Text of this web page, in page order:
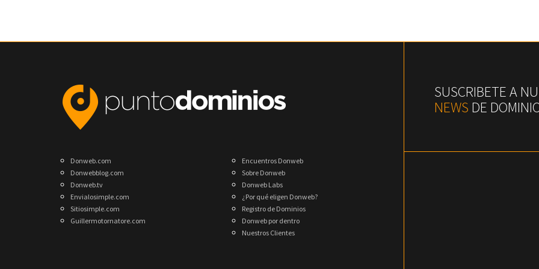
Donweb.com
Donwebblog.com
Donweb.tv
Envialosimple.com
Sitiosimple.com
Guillermotornatore.com
Encuentros Donweb
Sobre Donweb
Donweb Labs
¿Por qué eligen Donweb?
Registro de Dominios
Donweb por dentro
Nuestros Clientes
SUSCRIBETE A
NEWS DE